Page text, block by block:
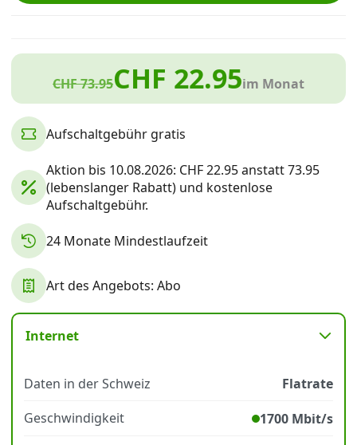
Aktionen
News
Forum
Über uns
Datenschutz
CHF 73.95CHF 22.95im Monat
Aufschaltgebühr gratis
Aktion bis 10.08.2026: CHF 22.95 anstatt 73.95
(lebenslanger Rabatt) und kostenlose
Aufschaltgebühr.
24 Monate Mindestlaufzeit
Art des Angebots: Abo
Internet
Daten in der Schweiz
Flatrate
Geschwindigkeit
1700 Mbit/s